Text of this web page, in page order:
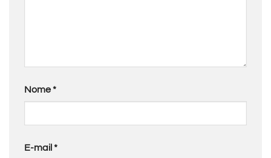
Nome*
E-mail *